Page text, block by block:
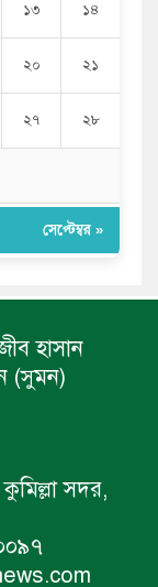
১৩ ১৪
২০ ২১
২৭ ২৮
সেপ্টেম্বর »
হাসান
(সুমন)
সদর,